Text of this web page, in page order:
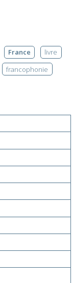
France
livre
francophonie